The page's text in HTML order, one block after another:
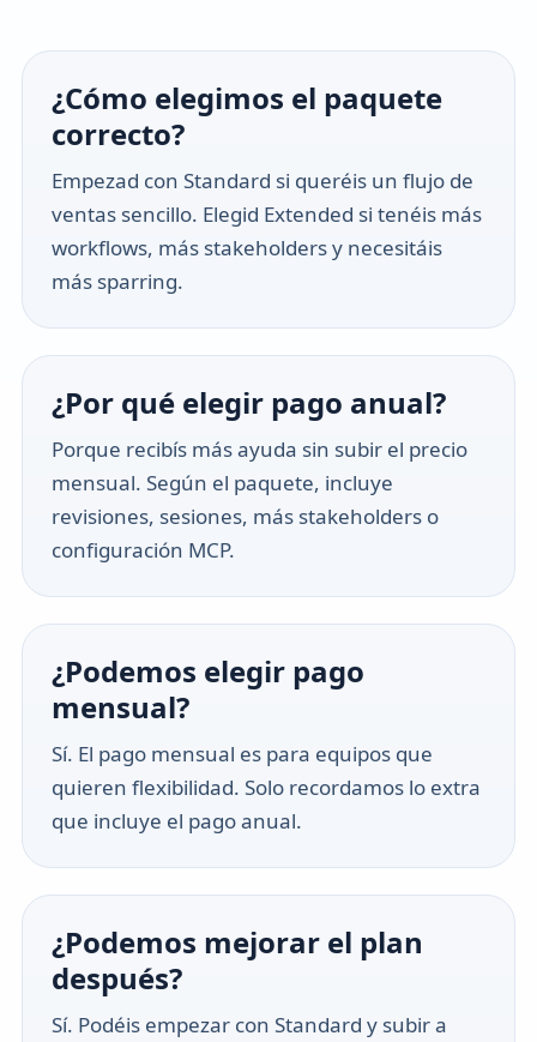
¿Cómo elegimos el paquete
correcto?
Empezad con Standard si queréis un flujo de
ventas sencillo. Elegid Extended si tenéis más
workflows, más stakeholders y necesitáis
más sparring.
¿Por qué elegir pago anual?
Porque recibís más ayuda sin subir el precio
mensual. Según el paquete, incluye
revisiones, sesiones, más stakeholders o
configuración MCP.
¿Podemos elegir pago
mensual?
Sí. El pago mensual es para equipos que
quieren flexibilidad. Solo recordamos lo extra
que incluye el pago anual.
¿Podemos mejorar el plan
después?
Sí. Podéis empezar con Standard y subir a